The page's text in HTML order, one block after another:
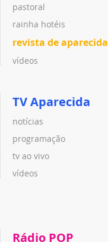
pastoral
rainha hotéis
revista de aparecida
vídeos
TV Aparecida
notícias
programação
tv ao vivo
vídeos
Rádio POP